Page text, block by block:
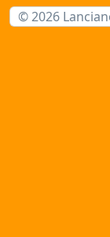
© 2026